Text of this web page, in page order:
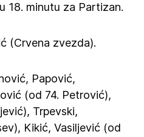
18. minutu za Partizan.
(Crvena zvezda).
Papović,
(od 74. Petrović),
Trpevski,
Kikić, Vasiljević (od